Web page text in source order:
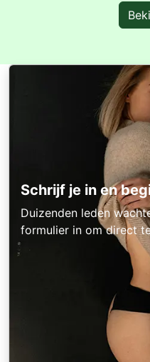
Schrijf je in en
Duizenden leden
formulier in om direct